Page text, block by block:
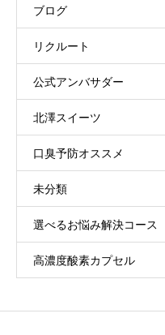
ブログ
リクルート
公式アンバサダー
北澤スイーツ
口臭予防オススメ
未分類
選べるお悩み解決コース
高濃度酸素カプセル